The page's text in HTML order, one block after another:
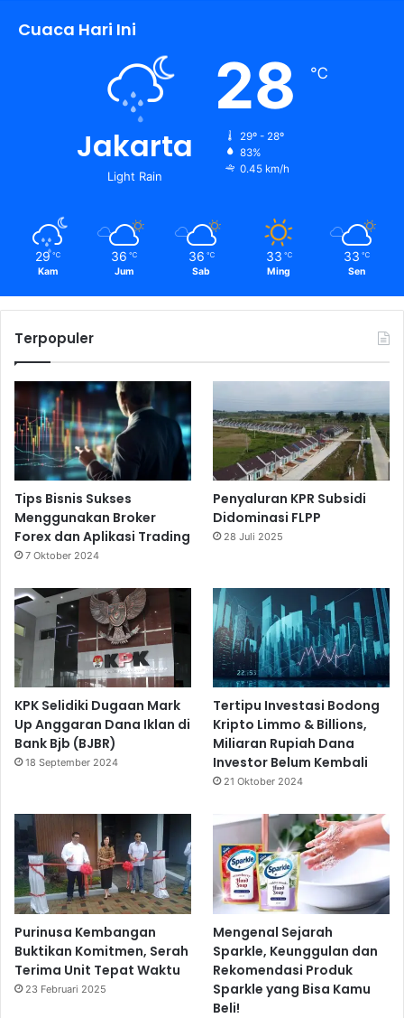
Cuaca Hari Ini
Jakarta
Light Rain
28 ℃
29º - 28º
83%
0.45 km/h
29 ℃
Kam
36 ℃
Jum
36 ℃
Sab
33 ℃
Ming
33 ℃
Sen
Terpopuler
Tips Bisnis Sukses
Menggunakan Broker
Forex dan Aplikasi Trading
7 Oktober 2024
Penyaluran KPR Subsidi
Didominasi FLPP
28 Juli 2025
KPK Selidiki Dugaan Mark
Up Anggaran Dana Iklan di
Bank Bjb (BJBR)
18 September 2024
Tertipu Investasi Bodong
Kripto Limmo & Billions,
Miliaran Rupiah Dana
Investor Belum Kembali
21 Oktober 2024
Purinusa Kembangan
Buktikan Komitmen, Serah
Terima Unit Tepat Waktu
23 Februari 2025
Mengenal Sejarah
Sparkle, Keunggulan dan
Rekomendasi Produk
Sparkle yang Bisa Kamu
Beli!